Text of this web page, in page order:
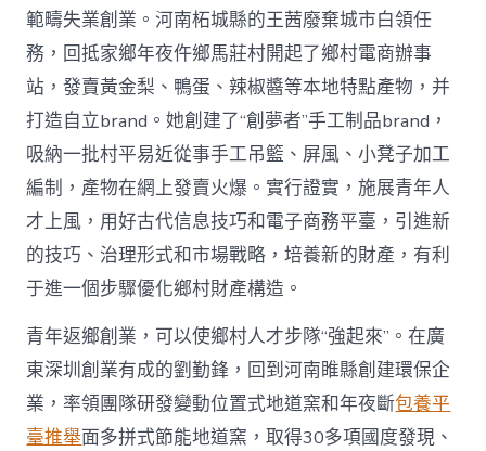
範疇失業創業。河南柘城縣的王茜廢棄城市白領任
務，回抵家鄉年夜仵鄉馬莊村開起了鄉村電商辦事
站，發賣黃金梨、鴨蛋、辣椒醬等本地特點產物，并
打造自立brand。她創建了“創夢者”手工制品brand，
吸納一批村平易近從事手工吊籃、屏風、小凳子加工
編制，產物在網上發賣火爆。實行證實，施展青年人
才上風，用好古代信息技巧和電子商務平臺，引進新
的技巧、治理形式和市場戰略，培養新的財產，有利
于進一個步驟優化鄉村財產構造。
青年返鄉創業，可以使鄉村人才步隊“強起來”。在廣
東深圳創業有成的劉勤鋒，回到河南睢縣創建環保企
業，率領團隊研發變動位置式地道窯和年夜斷包養平
臺推舉面多拼式節能地道窯，取得30多項國度發現、